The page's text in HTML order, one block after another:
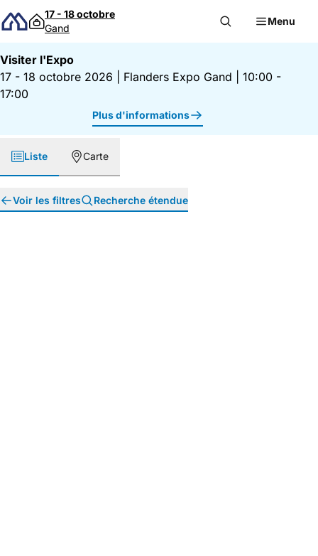
Passer au contenu
17 - 18 octobre
Gand
Menu
Visiter l'Expo
17 - 18 octobre 2026
Flanders Expo Gand
10:00 -
17:00
Plus d'informations
Liste Carte
Voir les filtres Recherche étendue